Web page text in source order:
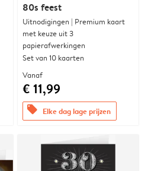
80s feest
Uitnodigingen | Premium kaart
met keuze uit 3
papierafwerkingen
Set van 10 kaarten
Vanaf
€ 11,99
offers Elke dag lage prijzen